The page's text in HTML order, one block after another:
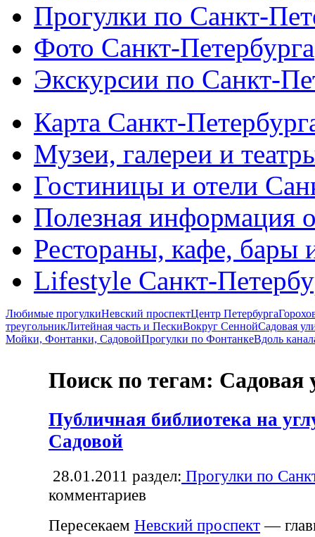
Прогулки по Санкт-
Фото Санкт-Петербурга
Экскурсии по Санкт-
Карта Санкт-
Музеи, галереи и
Гостиницы и отели
Полезная информация
Рестораны, кафе, бары
Lifestyle Санкт-
Любимые прогулкиНевский проспектЦентр Петербурга
треугольникЛитейная часть и ПескиВокруг СеннойСадовая
Мойки, Фонтанки, СадовойПрогулки по ФонтанкеВдоль
Поиск по тегам: Садовая
Публичная библиотека на
Садовой
28.01.2011 раздел: Прогулки по
комментариев
Пересекаем Невский проспект—